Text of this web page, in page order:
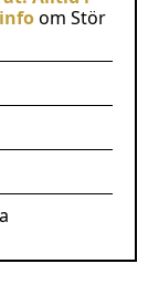
om Stör